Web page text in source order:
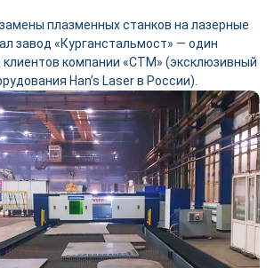
плазменных станков на лазерные
завод «Курганстальмост» — один
клиентов компании «СТМ» (эксклюзивный
Han’s Laser в России).